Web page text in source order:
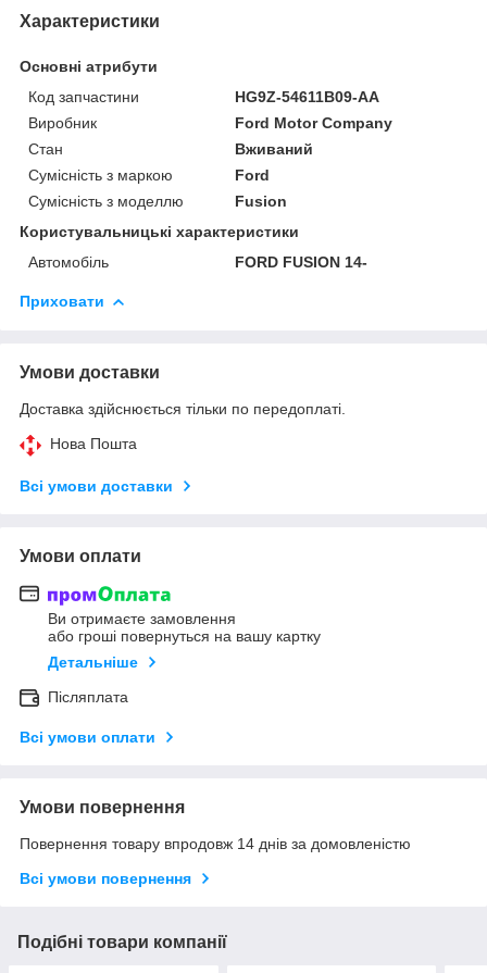
Характеристики
Основні атрибути
Код запчастини
HG9Z-54611B09-AA
Виробник
Ford Motor Company
Стан
Вживаний
Сумісність з маркою
Ford
Сумісність з моделлю
Fusion
Користувальницькі характеристики
Автомобіль
FORD FUSION 14-
Приховати
Умови доставки
Доставка здійснюється тільки по передоплаті.
Нова Пошта
Всі умови доставки
Умови оплати
Ви отримаєте замовлення
або гроші повернуться на вашу картку
Детальніше
Післяплата
Всі умови оплати
Умови повернення
Повернення товару впродовж 14 днів за домовленістю
Всі умови повернення
Подібні товари компанії